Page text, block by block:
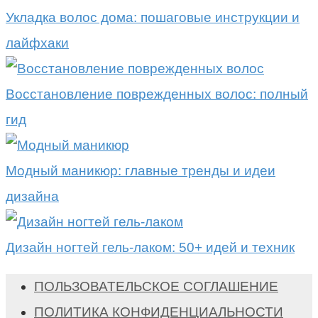
Укладка волос дома: пошаговые инструкции и
лайфхаки
Восстановление поврежденных волос: полный
гид
Модный маникюр: главные тренды и идеи
дизайна
Дизайн ногтей гель-лаком: 50+ идей и техник
ПОЛЬЗОВАТЕЛЬСКОЕ СОГЛАШЕНИЕ
ПОЛИТИКА КОНФИДЕНЦИАЛЬНОСТИ